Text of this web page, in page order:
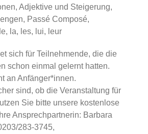
Adjektive und Steigerung,
Passé Composé,
la, les, lui, leur
sich für Teilnehmende, die die
schon einmal gelernt hatten.
an Anfänger*innen.
sind, ob die Veranstaltung für
Sie bitte unsere kostenlose
Ansprechpartnerin: Barbara
283-3745,